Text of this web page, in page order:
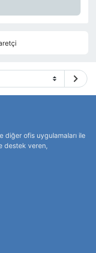
diğer ofis uygulamaları ile
destek veren,